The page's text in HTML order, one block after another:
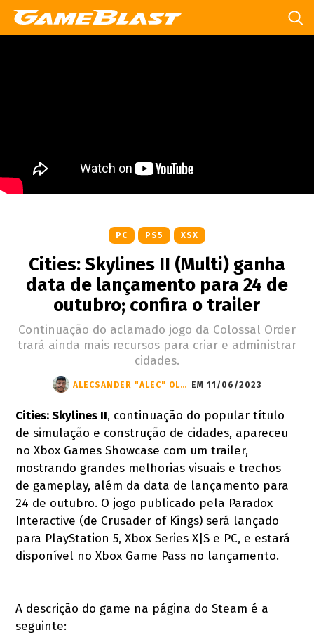
PC PS5 XSX
Cities: Skylines II (Multi) ganha
data de lançamento para 24 de
outubro; confira o trailer
Continuação do aclamado jogo da Colossal Order
trará ainda mais recursos para criar e administrar
cidades.
ALECSANDER "ALEC" OLIVEIRA EM 11/06/2023
Cities: Skylines II, continuação do popular título
de simulação e construção de cidades, apareceu
no Xbox Games Showcase com um trailer,
mostrando grandes melhorias visuais e trechos
de gameplay, além da data de lançamento para
24 de outubro. O jogo publicado pela Paradox
Interactive (de Crusader of Kings) será lançado
para PlayStation 5, Xbox Series X|S e PC, e estará
disponível no Xbox Game Pass no lançamento.
A descrição do game na página do Steam é a
seguinte: